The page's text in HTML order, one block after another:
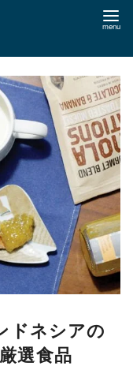
ドネシアの
選食品